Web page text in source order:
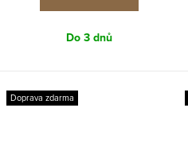
Do 3 dnů
Doprava zdarma